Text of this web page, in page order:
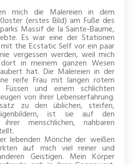
mich die Malereien in dem
(erstes Bild) am Fuße des
Massif de la Sainte-Baume,
Es war eine der Stationen
mit the Ecstatic Self vor ein paar
vergessen werden, weil mich
in meinem ganzen Wesen
hat. Die Malereien in der
reife Frau mit langen rotem
Füssen und einem schlichten
von ihrer Lebenserfahrung.
zu den üblichen, steifen,
ist sie auf den
menschlichen, nahbaren
lebenden Mönche der weißen
auf mich viel reiner und
Geistigen. Mein Körper